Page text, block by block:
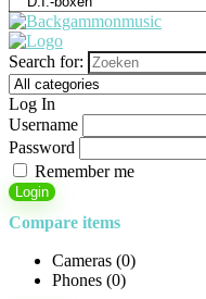
Search for:
Log In
Username
Password
Remember me
Login
Compare items
Cameras (0)
Phones (0)